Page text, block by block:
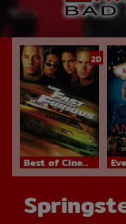
2D
Best of Cinema